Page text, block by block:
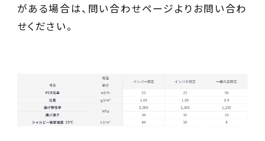
がある場合は、問い合わせページよりお問い合わ
せください。